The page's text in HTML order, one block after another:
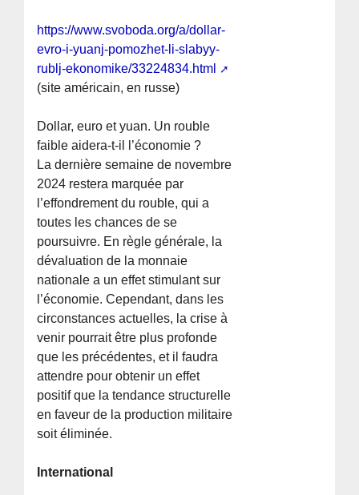
https://www.svoboda.org/a/dollar-
evro-i-yuanj-pomozhet-li-slabyy-
rublj-ekonomike/33224834.html
(site américain, en russe)
Dollar, euro et yuan. Un rouble
faible aidera-t-il l’économie ?
La dernière semaine de novembre
2024 restera marquée par
l’effondrement du rouble, qui a
toutes les chances de se
poursuivre. En règle générale, la
dévaluation de la monnaie
nationale a un effet stimulant sur
l’économie. Cependant, dans les
circonstances actuelles, la crise à
venir pourrait être plus profonde
que les précédentes, et il faudra
attendre pour obtenir un effet
positif que la tendance structurelle
en faveur de la production militaire
soit éliminée.
International